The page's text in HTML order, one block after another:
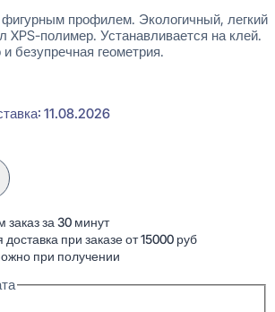
профилем. Экологичный, легкий
XPS-полимер. Устанавливается на клей.
безупречная геометрия.
11.08.2026
заказ за 30 минут
при заказе от 15000 руб
при получении